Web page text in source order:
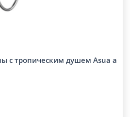
с тропическим душем Asua a